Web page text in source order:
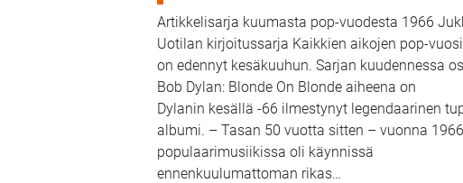
Artikkelisarja kuumasta pop-vuodesta 1966
Uotilan kirjoitussarja Kaikkien aikojen pop-
on edennyt kesäkuuhun. Sarjan kuudennessa
Bob Dylan: Blonde On Blonde aiheena on
Dylanin kesällä -66 ilmestynyt legendaarinen
albumi. – Tasan 50 vuotta sitten – vuonna
populaarimusiikissa oli käynnissä
ennenkuulumattoman rikas…